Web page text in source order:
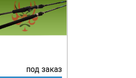
под заказ